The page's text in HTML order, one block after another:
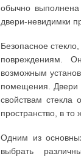
обычно выполнена
двери-невидимки
Безопасное
повреждениям.
возможным
помещения. Двери
свойствам стекла
пространство, в
Одним из
выбрать